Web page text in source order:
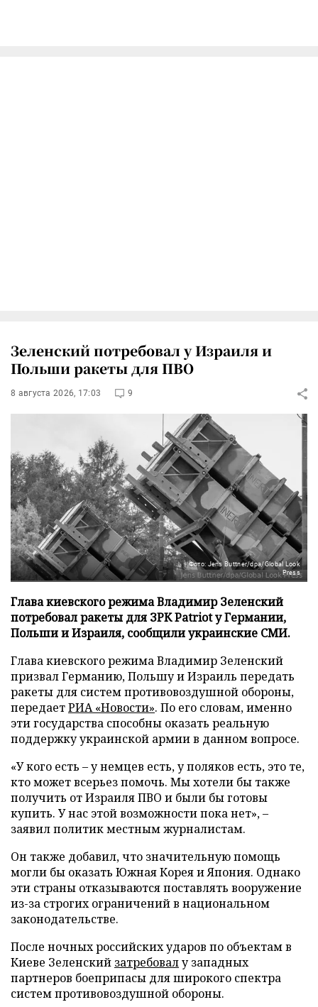
Зеленский потребовал у Израиля и
Польши ракеты для ПВО
8 августа 2026, 17:03 9
Фото: Jens Buttner/dpa/Global Look
Press
Глава киевского режима Владимир Зеленский
потребовал ракеты для ЗРК Patriot у Германии,
Польши и Израиля, сообщили украинские СМИ.
Глава киевского режима Владимир Зеленский
призвал Германию, Польшу и Израиль передать
ракеты для систем противовоздушной обороны,
передаетРИА «Новости». По его словам, именно
эти государства способны оказать реальную
поддержку украинской армии в данном вопросе.
«У кого есть – у немцев есть, у поляков есть, это те,
кто может всерьез помочь. Мы хотели бы также
получить от Израиля ПВО и были бы готовы
купить. У нас этой возможности пока нет», –
заявил политик местным журналистам.
Он также добавил, что значительную помощь
могли бы оказать Южная Корея и Япония. Однако
эти страны отказываются поставлять вооружение
из-за строгих ограничений в национальном
законодательстве.
После ночных российских ударов по объектам в
Киеве Зеленский затребовалу западных
партнеров боеприпасы для широкого спектра
систем противовоздушной обороны.